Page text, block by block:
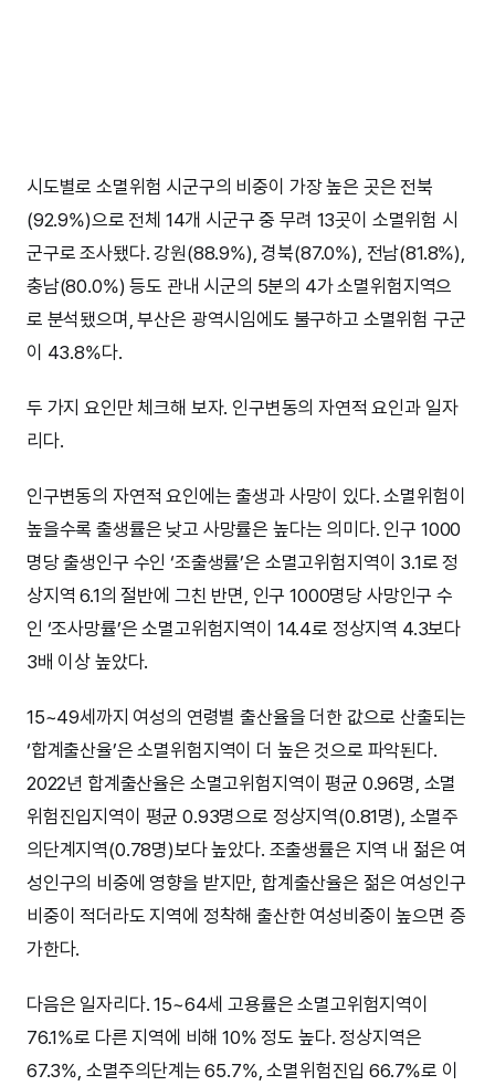
시도별로 소멸위험 시군구의 비중이 가장 높은 곳은 전북
(92.9%)으로 전체 14개 시군구 중 무려 13곳이 소멸위험 시
군구로 조사됐다. 강원(88.9%), 경북(87.0%), 전남(81.8%),
충남(80.0%) 등도 관내 시군의 5분의 4가 소멸위험지역으
로 분석됐으며, 부산은 광역시임에도 불구하고 소멸위험 구군
이 43.8%다.
두 가지 요인만 체크해 보자. 인구변동의 자연적 요인과 일자
리다.
인구변동의 자연적 요인에는 출생과 사망이 있다. 소멸위험이
높을수록 출생률은 낮고 사망률은 높다는 의미다. 인구 1000
명당 출생인구 수인 ‘조출생률’은 소멸고위험지역이 3.1로 정
상지역 6.1의 절반에 그친 반면, 인구 1000명당 사망인구 수
인 ‘조사망률’은 소멸고위험지역이 14.4로 정상지역 4.3보다
3배 이상 높았다.
15~49세까지 여성의 연령별 출산율을 더한 값으로 산출되는
‘합계출산율’은 소멸위험지역이 더 높은 것으로 파악된다.
2022년 합계출산율은 소멸고위험지역이 평균 0.96명, 소멸
위험진입지역이 평균 0.93명으로 정상지역(0.81명), 소멸주
의단계지역(0.78명)보다 높았다. 조출생률은 지역 내 젊은 여
성인구의 비중에 영향을 받지만, 합계출산율은 젊은 여성인구
비중이 적더라도 지역에 정착해 출산한 여성비중이 높으면 증
가한다.
다음은 일자리다. 15~64세 고용률은 소멸고위험지역이
76.1%로 다른 지역에 비해 10% 정도 높다. 정상지역은
67.3%, 소멸주의단계는 65.7%, 소멸위험진입 66.7%로 이